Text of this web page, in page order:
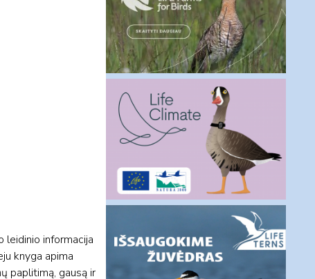
leidinio informacija
knyga apima
paplitimą, gausą ir